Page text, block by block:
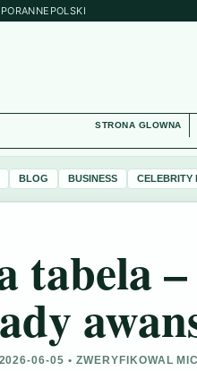
POLSKI
STRONA GLOWNA
BLOG BUSINESS CELEBRITY
tabela
06-05 • ZWERYFIKOWAL